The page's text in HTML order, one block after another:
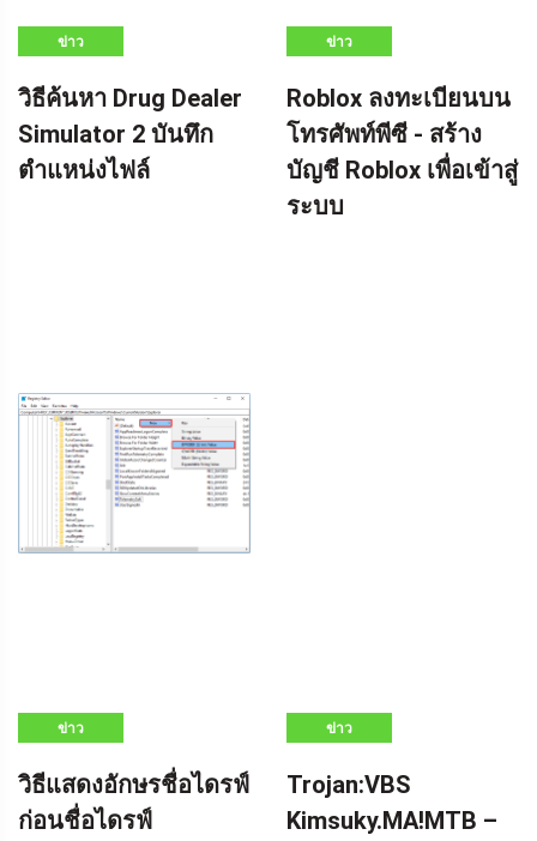
ข่าว
วิธีค้นหา Drug Dealer
Simulator 2 บันทึก
ตำแหน่งไฟล์
ข่าว
Roblox ลงทะเบียนบน
โทรศัพท์พีซี - สร้าง
บัญชี Roblox เพื่อเข้าสู่
ระบบ
ข่าว
วิธีแสดงอักษรชื่อไดรฟ์
ก่อนชื่อไดรฟ์
ข่าว
Trojan:VBS
Kimsuky.MA!MTB –